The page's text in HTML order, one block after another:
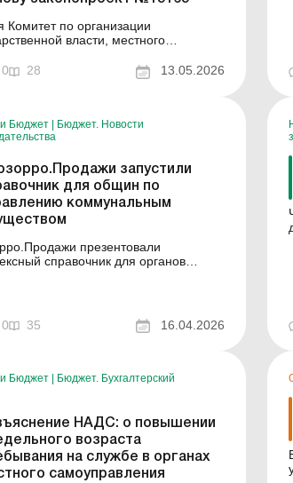
Комитет по организации
власти, местного
рекомендовал
Раде Украины принять за основу
населения (регистр.
№15165). Законопр...
0 28 13.05.2026
Бюджет | Бюджет. Новости
запустили
для общин по
коммунальным
презентовали
справочник для органов
имущества и земельных
ответы
0 35 16.04.2026
Бюджет | Бюджет. Бухгалтерский
НАДС: о повышении
возраста
на службе в органах
самоуправления